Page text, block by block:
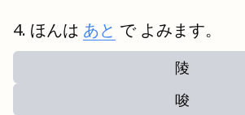
ほんは あと で よみます。
陵
唆